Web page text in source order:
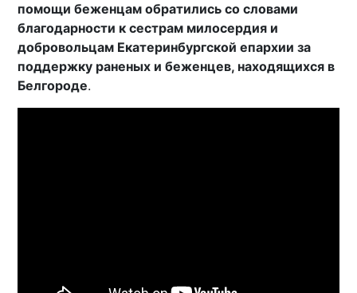
помощи беженцам обратились со словами
благодарности к сестрам милосердия и
добровольцам Екатеринбургской епархии за
поддержку раненых и беженцев, находящихся в
Белгороде.